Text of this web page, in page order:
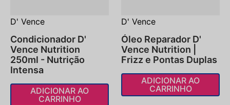
D' Vence
Condicionador D'
Vence Nutrition
250ml - Nutrição
Intensa
ADICIONAR AO
CARRINHO
D' Vence
Óleo Reparador D'
Vence Nutrition |
Frizz e Pontas Duplas
ADICIONAR AO
CARRINHO